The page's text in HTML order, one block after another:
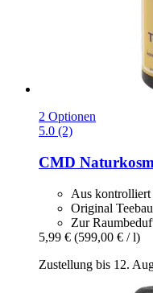
2 Optionen
5.0 (2)
CMD
Aus kontrolliert
Original
Zur
5,99 € (599,00 € / l)
Zustellung bis 12.